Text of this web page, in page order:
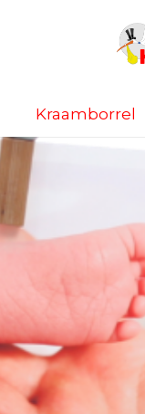
Kraamborrel